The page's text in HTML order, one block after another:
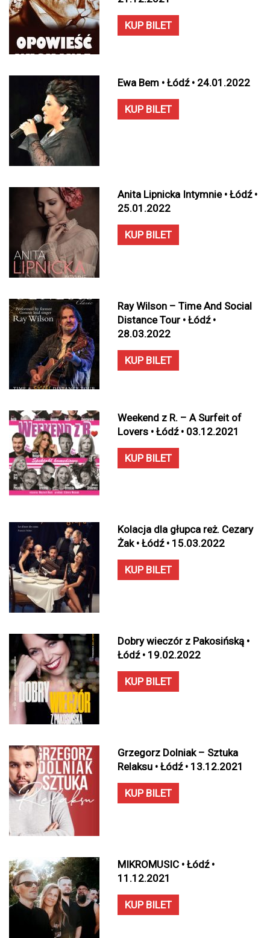
KUP BILET
Ewa Bem • Łódź • 24.01.2022
KUP BILET
Anita Lipnicka Intymnie • Łódź •
25.01.2022
KUP BILET
Ray Wilson – Time And Social
Distance Tour • Łódź •
28.03.2022
KUP BILET
Weekend z R. – A Surfeit of
Lovers • Łódź • 03.12.2021
KUP BILET
Kolacja dla głupca reż. Cezary
Żak • Łódź • 15.03.2022
KUP BILET
Dobry wieczór z Pakosińską •
Łódź • 19.02.2022
KUP BILET
Grzegorz Dolniak – Sztuka
Relaksu • Łódź • 13.12.2021
KUP BILET
MIKROMUSIC • Łódź •
11.12.2021
KUP BILET